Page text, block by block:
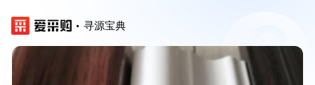
寻源宝典